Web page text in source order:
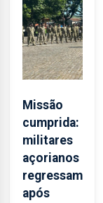
Missão
cumprida:
militares
açorianos
regressam
após